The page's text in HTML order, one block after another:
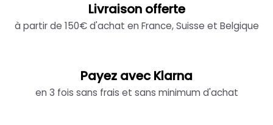
Livraison offerte
à partir de 150€ d'achat en France, Suisse et Belgique
Payez avec Klarna
en 3 fois sans frais et sans minimum d'achat